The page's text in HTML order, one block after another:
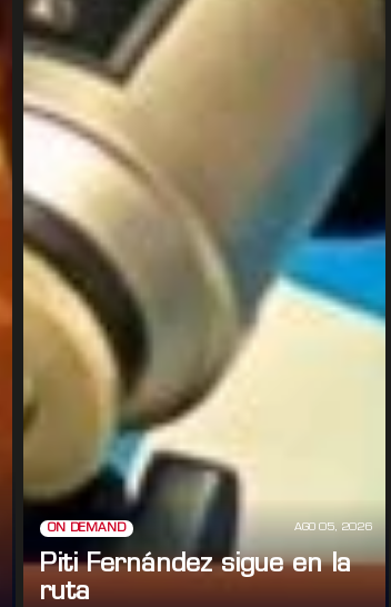
ON DEMAND AGO 05, 2026
Piti Fernández sigue en la
ruta